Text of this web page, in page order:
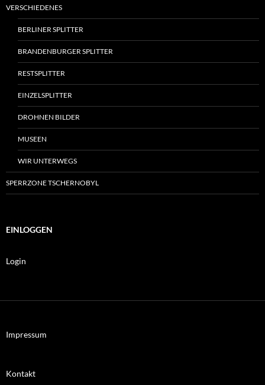
VERSCHIEDENES
BERLINER SPLITTER
BRANDENBURGER SPLITTER
RESTSPLITTER
EINZELSPLITTER
DROHNEN BILDER
MUSEEN
WIR UNTERWEGS
SPERRZONE TSCHERNOBYL
EINLOGGEN
Login
Impressum
Kontakt